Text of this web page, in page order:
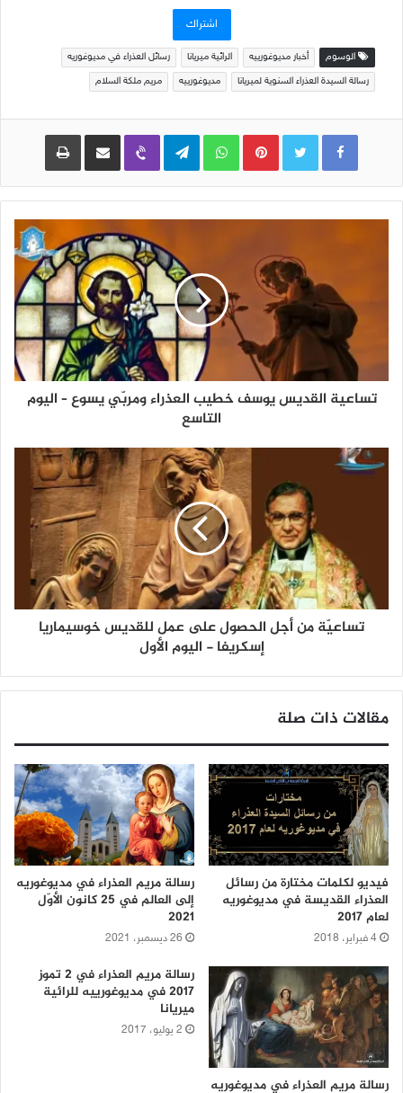
اشتراك
الوسوم أخبار مديوغورييه الرائية ميريانا رسائل العذراء في مديوغوريه
رسالة السيدة العذراء السنوية لميريانا مديوغورييه مريم ملكة السلام
Pinterest
WhatsApp
Telegram
Viber مشاركة عبر البريد طباعة
تساعية القديس يوسف خطيب العذراء ومربّي يسوع – اليوم
التاسع
تساعيّة من أجل الحصول على عمل للقديس خوسيماريا
إسكريفا - اليوم الأول
مقالات ذات صلة
فيديو لكلمات مختارة من رسائل
العذراء القديسة في مديوغوريه
لعام 2017
4 فبراير، 2018
رسالة مريم العذراء في مديوغوريه
إلى العالم في 25 كانون الأوّل
2021
26 ديسمبر، 2021
رسالة مريم العذراء في مديوغوريه
رسالة مريم العذراء في 2 تموز
2017 في مديوغورييه للرائية
ميريانا
2 يوليو، 2017